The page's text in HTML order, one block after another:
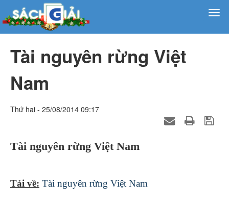
Tài nguyên rừng Việt
Nam
Thứ hai - 25/08/2014 09:17
Tài nguyên rừng Việt Nam
Tải về: Tài nguyên rừng Việt Nam